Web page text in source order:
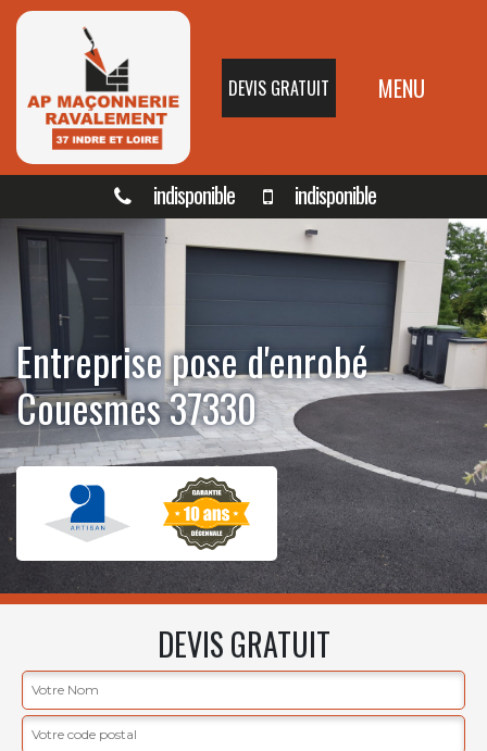
DEVIS GRATUIT MENU
indisponible indisponible
Entreprise pose d'enrobé
Couesmes 37330
DEVIS GRATUIT